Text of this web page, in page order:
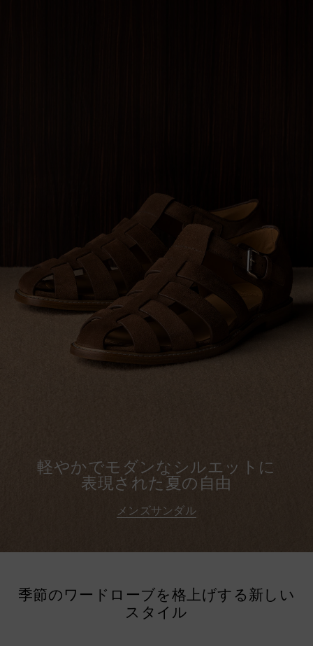
軽やかでモダンなシルエットに
表現された夏の自由
メンズサンダル
季節のワードローブを格上げする新しい
スタイル